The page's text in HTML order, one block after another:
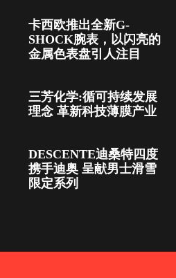
卡西欧推出全新G-
SHOCK腕表，以闪亮的
金属色表盘引人注目
三芳化学:循可持续发展
理念 革新科技薄膜产业
DESCENTE迪桑特四度
携手迪奥 呈献男士滑雪
限定系列